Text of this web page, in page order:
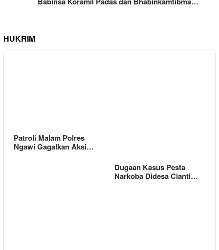
HUKRIM
Patroli Malam Polres
Ngawi Gagalkan Aksi…
Dugaan Kasus Pesta
Narkoba Didesa Cianti…